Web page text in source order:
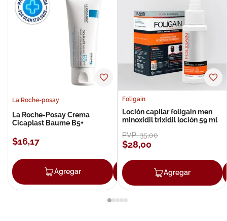
La Roche-posay
La Roche-Posay Crema
Cicaplast Baume B5+
$16,17
Agregar Agregar
Foligain
Loción capilar foligain men
minoxidil trixidil loción 59 ml
PVP:35,00
$28,00
Agregar